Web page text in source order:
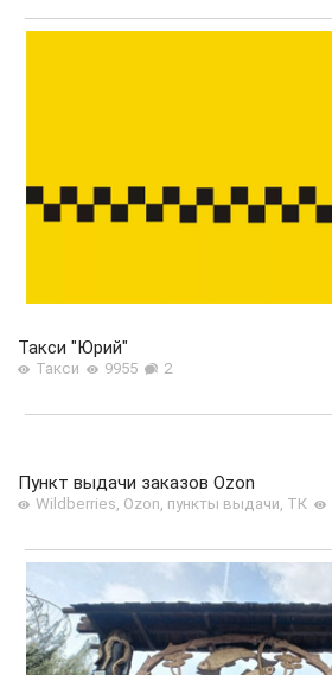
Такси "Юрий"
Такси 9955 2
Пункт выдачи заказов Ozon
Wildberries, Ozon, пункты выдачи, ТК